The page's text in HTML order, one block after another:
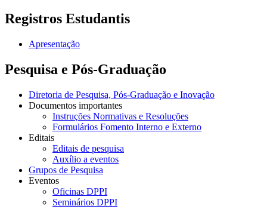
Registros Estudantis
Apresentação
Pesquisa e Pós-Graduação
Diretoria de Pesquisa, Pós-Graduação e Inovação
Documentos importantes
Instruções Normativas e Resoluções
Formulários Fomento Interno e Externo
Editais
Editais de pesquisa
Auxílio a eventos
Grupos de Pesquisa
Eventos
Oficinas DPPI
Seminários DPPI